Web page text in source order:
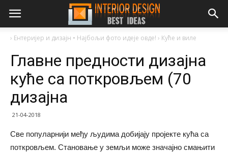
› Ентеријер и дизајн • Најбољи фото идеје овде! › Куће и виле
Главне предности дизајна
куће са поткровљем (70
дизајна
21-04-2018
Све популарнији међу људима добијају пројекте кућа са
поткровљем. Становање у земљи може значајно смањити